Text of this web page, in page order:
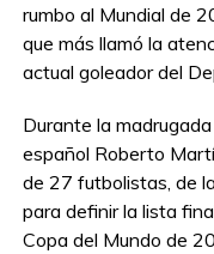
rumbo al Mundial de
que más llamó la
actual goleador del
Durante la
español Roberto
de 27 futbolistas, de
para definir la lista
Copa del Mundo de